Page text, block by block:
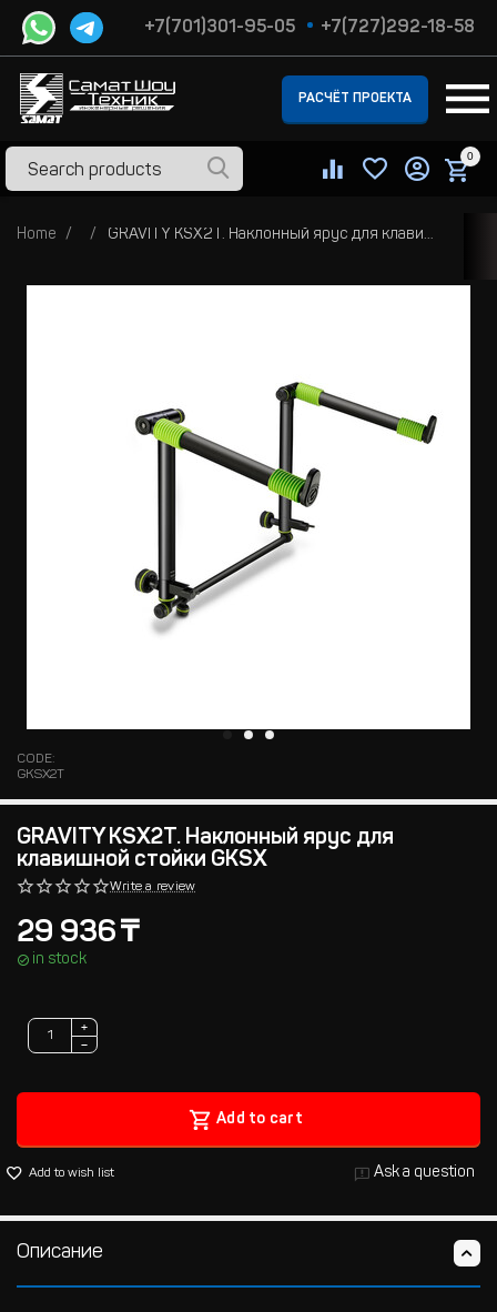
+7(701)301-95-05 +7(727)292-18-58
РАСЧЁТ ПРОЕКТА
0
Home GRAVITY KSX2T. Наклонный ярус для клавишной стойки GKSX
CODE:
GKSX2T
GRAVITY KSX2T. Наклонный ярус для
клавишной стойки GKSX
Write a review
29 936₸
in stock
+
−
Add to cart
Add to wish list Ask a question
Описание